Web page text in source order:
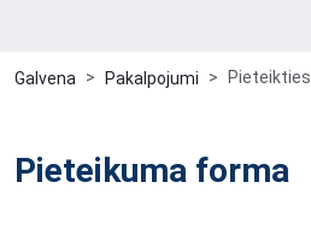
Galvena Pakalpojumi Pieteikties
Pieteikuma forma